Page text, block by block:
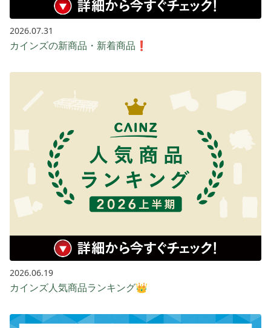
2026.07.31
カインズの新商品・新着商品❗
2026.06.19
カインズ人気商品ランキング👑